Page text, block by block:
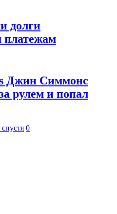
долги
Джин Симмонс
рулем и попал
0